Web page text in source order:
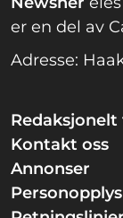
er en del av
Adresse:
Redaksjonelt
Kontakt oss
Annonser